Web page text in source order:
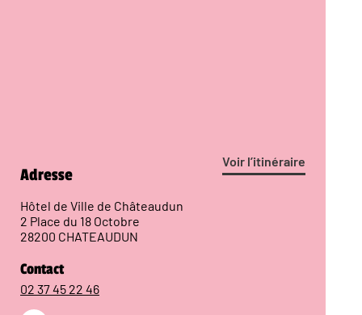
Voir l’itinéraire
Adresse
Hôtel de Ville de Châteaudun
2 Place du 18 Octobre
28200 CHATEAUDUN
Contact
02 37 45 22 46